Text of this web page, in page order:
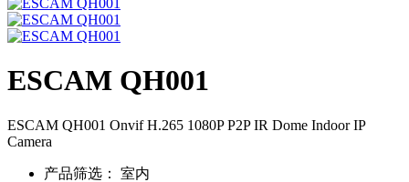
ESCAM QH001
ESCAM QH001 Onvif H.265 1080P P2P IR Dome Indoor IP
Camera
产品筛选： 室内